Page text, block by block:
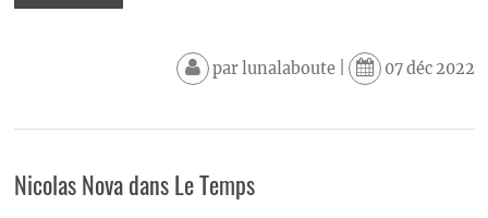
parlunalaboute| 07 déc 2022
Nicolas Nova dans Le Temps